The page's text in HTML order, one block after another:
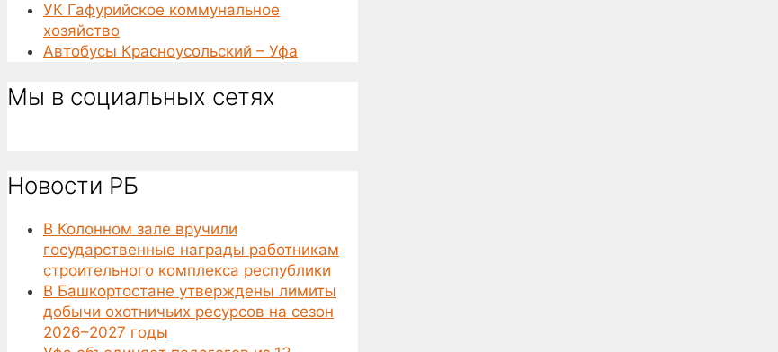
УК Гафурийское коммунальное
хозяйство
Автобусы Красноусольский – Уфа
Мы в социальных сетях
Новости РБ
В Колонном зале вручили
государственные награды работникам
строительного комплекса республики
В Башкортостане утверждены лимиты
добычи охотничьих ресурсов на сезон
2026–2027 годы